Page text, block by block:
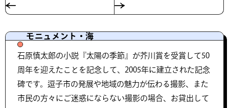
モニュメント・海
石原慎太郎の小説『太陽の季節』が芥川賞を受賞して50
周年を迎えたことを記念して、2005年に建立された記念
碑です。逗子市の発展や地域の魅力が伝わる撮影、また
市民の方々にご迷惑にならない撮影の場合、お貸出して